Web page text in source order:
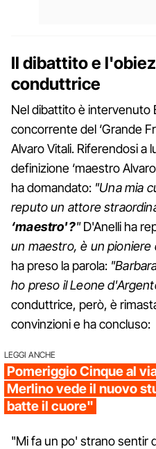
Il dibattito e
conduttrice
Nel dibattito è intervenuto
concorrente del ‘Grande
Alvaro Vitali. Riferendosi a
definizione ‘maestro
ha domandato: "Una mia
reputo un attore
‘maestro'?"D'Anelli ha
un maestro, è un pioniere
ha preso la parola:
ho preso il Leone
conduttrice, però, è
convinzioni e ha concluso:
LEGGI ANCHE
Pomeriggio Cinque al
Merlino vede il nuovo
batte il cuore"
"Mi fa un po' strano sentir